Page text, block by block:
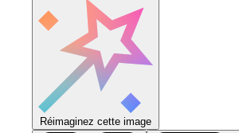
Réimaginez cette image